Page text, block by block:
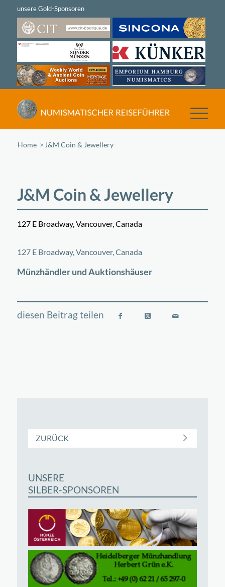
Home /J&M Coin & Jewellery
J&M Coin & Jewellery
127 E Broadway, Vancouver, Canada
+
127 E Broadway, Vancouver, Canada
Münzhändler und Auktionshäuser
ZURÜCK
UNSERE
SILBER-SPONSOREN